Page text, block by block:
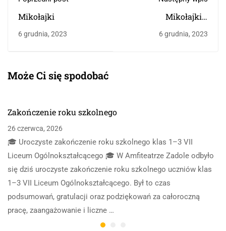
Mikołajki
6 grudnia, 2023
Mikołajki z
6 grudnia, 2023
Może Ci się spodobać
Zakończenie roku szkolnego
26 czerwca, 2026
🎓 Uroczyste zakończenie roku szkolnego klas 1–3 VII
Liceum Ogólnokształcącego 🎓 W Amfiteatrze Zadole odbyło
się dziś uroczyste zakończenie roku szkolnego uczniów klas
1–3 VII Liceum Ogólnokształcącego. Był to czas
podsumowań, gratulacji oraz podziękowań za całoroczną
pracę, zaangażowanie i liczne …